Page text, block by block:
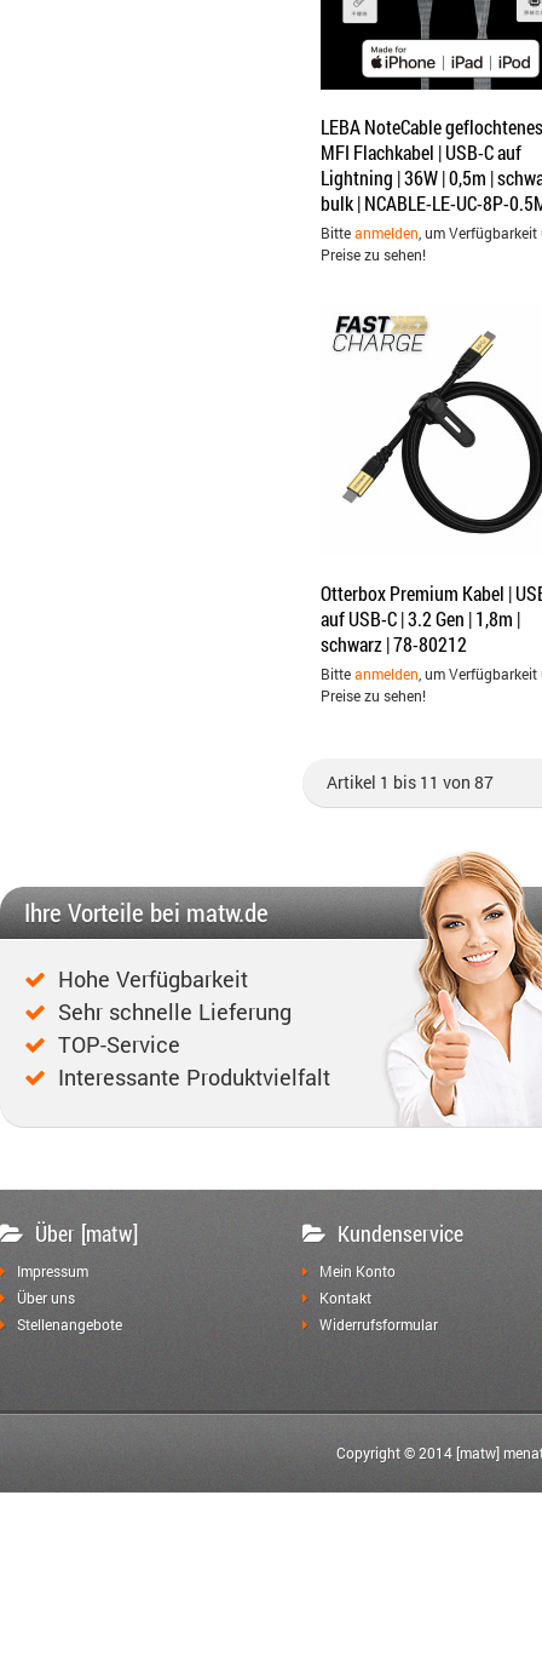
LEBA NoteCable geflochtenes
MFI Flachkabel | USB-C auf
Lightning | 36W | 0,5m |
bulk | NCABLE-LE-UC-8P-
Bitteanmelden , um
Preise zu sehen!
Otterbox Premium Kabel |
auf USB-C | 3.2 Gen | 1,8m |
schwarz | 78-80212
Bitteanmelden , um
Preise zu sehen!
Artikel 1 bis 11 von 87
Ihre Vorteile bei matw.de
Hohe Verfügbarkeit
Sehr schnelle Lieferung
TOP-Service
Interessante Produktvielfalt
Über [matw]
Impressum
Über uns
Stellenangebote
Kundenservice
Mein Konto
Kontakt
Widerrufsformular
Copyright © 2014 [matw]